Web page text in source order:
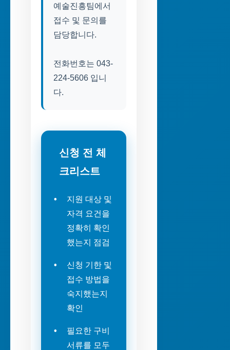
예술진흥팀에서
접수 및 문의를
담당합니다.
전화번호는 043-
224-5606 입니
다.
신청 전 체
크리스트
지원 대상 및
자격 요건을
정확히 확인
했는지 점검
신청 기한 및
접수 방법을
숙지했는지
확인
필요한 구비
서류를 모두